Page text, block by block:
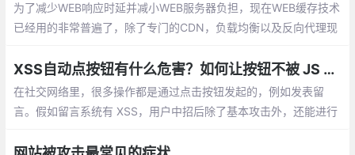
为了减少WEB响应时延并减小WEB服务器负担，现在WEB缓存技术
已经用的非常普遍了，除了专门的CDN，负载均衡以及反向代理现
击技术，这种攻击技术针对Paypal有成功的攻击案例。
XSS自动点按钮有什么危害？如何让按钮不被 JS 自动点击？
在社交网络里，很多操作都是通过点击按钮发起的，例如发表留
言。假如留言系统有 XSS，用户中招后除了基本攻击外，还能进行
能发布带有恶意代码的留言